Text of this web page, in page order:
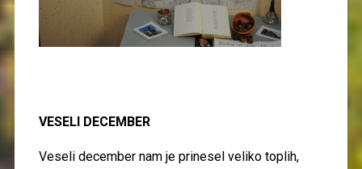
VESELI DECEMBER
Veseli december nam je prinesel veliko toplih,